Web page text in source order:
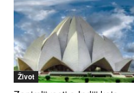
Život